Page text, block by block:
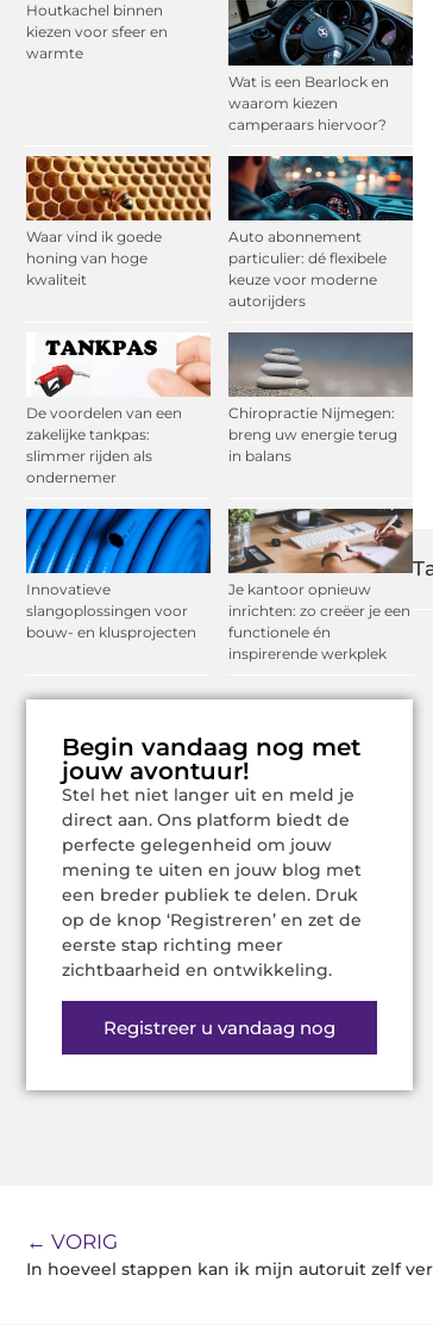
Houtkachel binnen
kiezen voor sfeer en
warmte
Wat is een Bearlock en
waarom kiezen
camperaars hiervoor?
Waar vind ik goede
honing van hoge
kwaliteit
Auto abonnement
particulier: dé flexibele
keuze voor moderne
autorijders
De voordelen van een
zakelijke tankpas:
slimmer rijden als
ondernemer
Chiropractie Nijmegen:
breng uw energie terug
in balans
Innovatieve
slangoplossingen voor
bouw- en klusprojecten
Je kantoor opnieuw
inrichten: zo creëer je een
functionele én
inspirerende werkplek
Begin vandaag nog met
jouw avontuur!
Stel het niet langer uit en meld je
direct aan. Ons platform biedt de
perfecte gelegenheid om jouw
mening te uiten en jouw blog met
een breder publiek te delen. Druk
op de knop ‘Registreren’ en zet de
eerste stap richting meer
zichtbaarheid en ontwikkeling.
Registreer u vandaag nog
← VORIG
In hoeveel stappen kan ik mijn autoruit zelf